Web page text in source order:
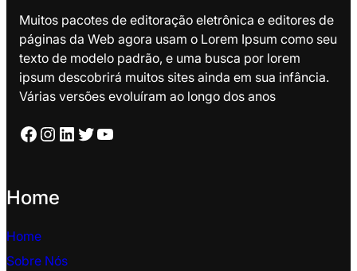
Muitos pacotes de editoração eletrônica e editores de
páginas da Web agora usam o Lorem Ipsum como seu
texto de modelo padrão, e uma busca por lorem
ipsum descobrirá muitos sites ainda em sua infância.
Várias versões evoluíram ao longo dos anos
Facebook Instagram LinkedIn Twitter YouTube
Home
Home
Sobre Nós